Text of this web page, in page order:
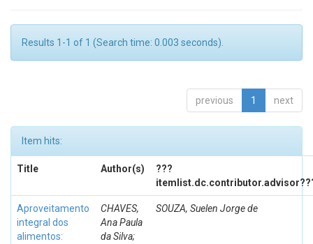
Results 1-1 of 1 (Search time: 0.003 seconds).
previous 1 next
Item hits:
Title Author(s)
???
Aproveitamento
integral dos
alimentos:
CHAVES,
Ana Paula
da Silva;
SOUZA, Suelen Jorge de